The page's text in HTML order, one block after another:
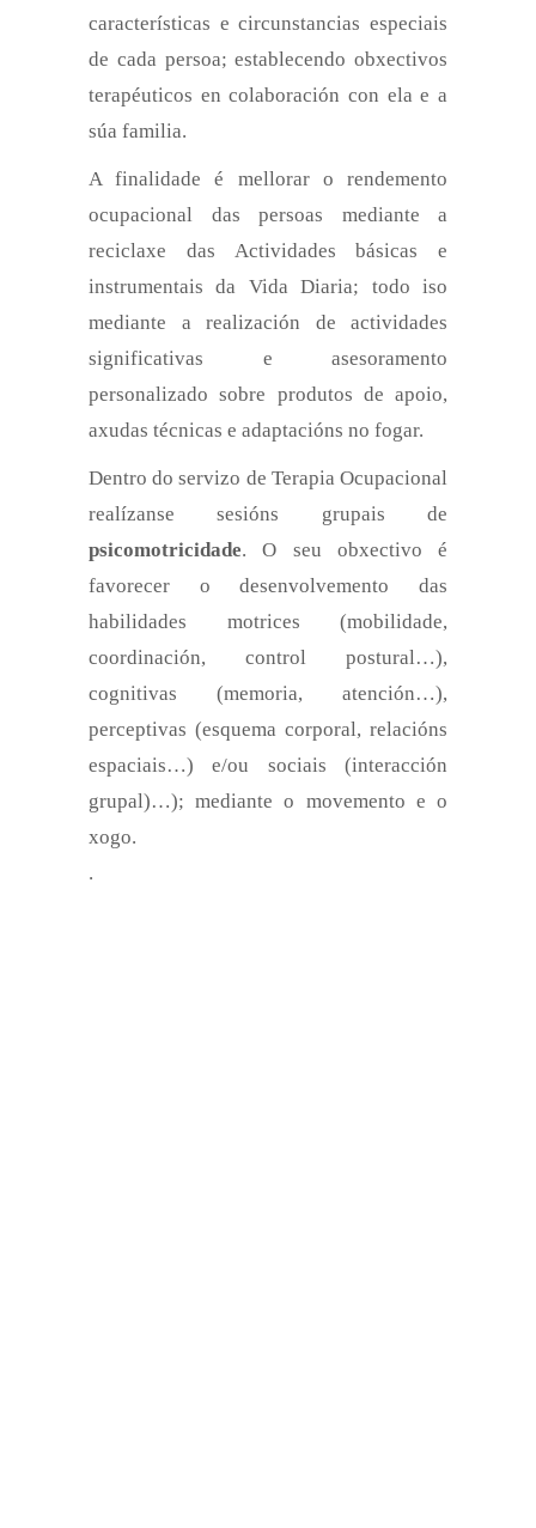
características e circunstancias especiais
de cada persoa; establecendo obxectivos
terapéuticos en colaboración con ela e a
súa familia.
A finalidade é mellorar o rendemento
ocupacional das persoas mediante a
reciclaxe das Actividades básicas e
instrumentais da Vida Diaria; todo iso
mediante a realización de actividades
significativas e asesoramento
personalizado sobre produtos de apoio,
axudas técnicas e adaptacións no fogar.
Dentro do servizo de Terapia Ocupacional
realízanse sesións grupais de
psicomotricidade. O seu obxectivo é
favorecer o desenvolvemento das
habilidades motrices (mobilidade,
coordinación, control postural…),
cognitivas (memoria, atención…),
perceptivas (esquema corporal, relacións
espaciais…) e/ou sociais (interacción
grupal)…); mediante o movemento e o
xogo.
.